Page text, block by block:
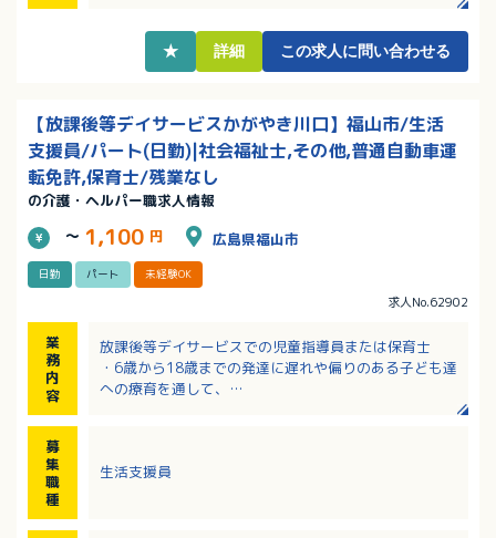
・日・祝が固定休！年末年始もお休みです！残業もほ
ぼなし！
★ 詳細 この求人に問い合わせる
【放課後等デイサービスかがやき川口】福山市/生活
支援員/パート(日勤)|社会福祉士,その他,普通自動車運
転免許,保育士/残業なし
の介護・ヘルパー職求人情報
～ 1,100 円 広島県福山市
日勤 パート 未経験OK
求人No.62902
業
務
内
容
放課後等デイサービスでの児童指導員または保育士
・6歳から18歳までの発達に遅れや偏りのある子ども達
への療育を通して、
募
集
職
種
生活支援員